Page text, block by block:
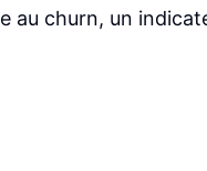
au churn, un